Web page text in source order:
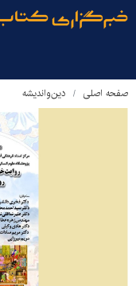
صفحه اصلی دین‌واندیشه